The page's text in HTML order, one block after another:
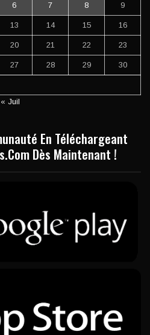
6 7 8 9
13 14 15 16
20 21 22 23
27 28 29 30
« Juil
En Téléchargeant
Dès Maintenant !